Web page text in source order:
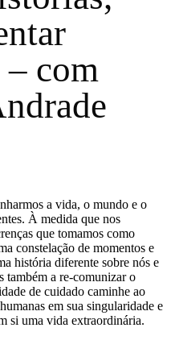
com
a vida, o mundo e o
À medida que nos
que tomamos como
constelação de momentos e
história diferente sobre nós e
também a re-comunizar o
de cuidado caminhe ao
em sua singularidade e
si uma vida extraordinária.